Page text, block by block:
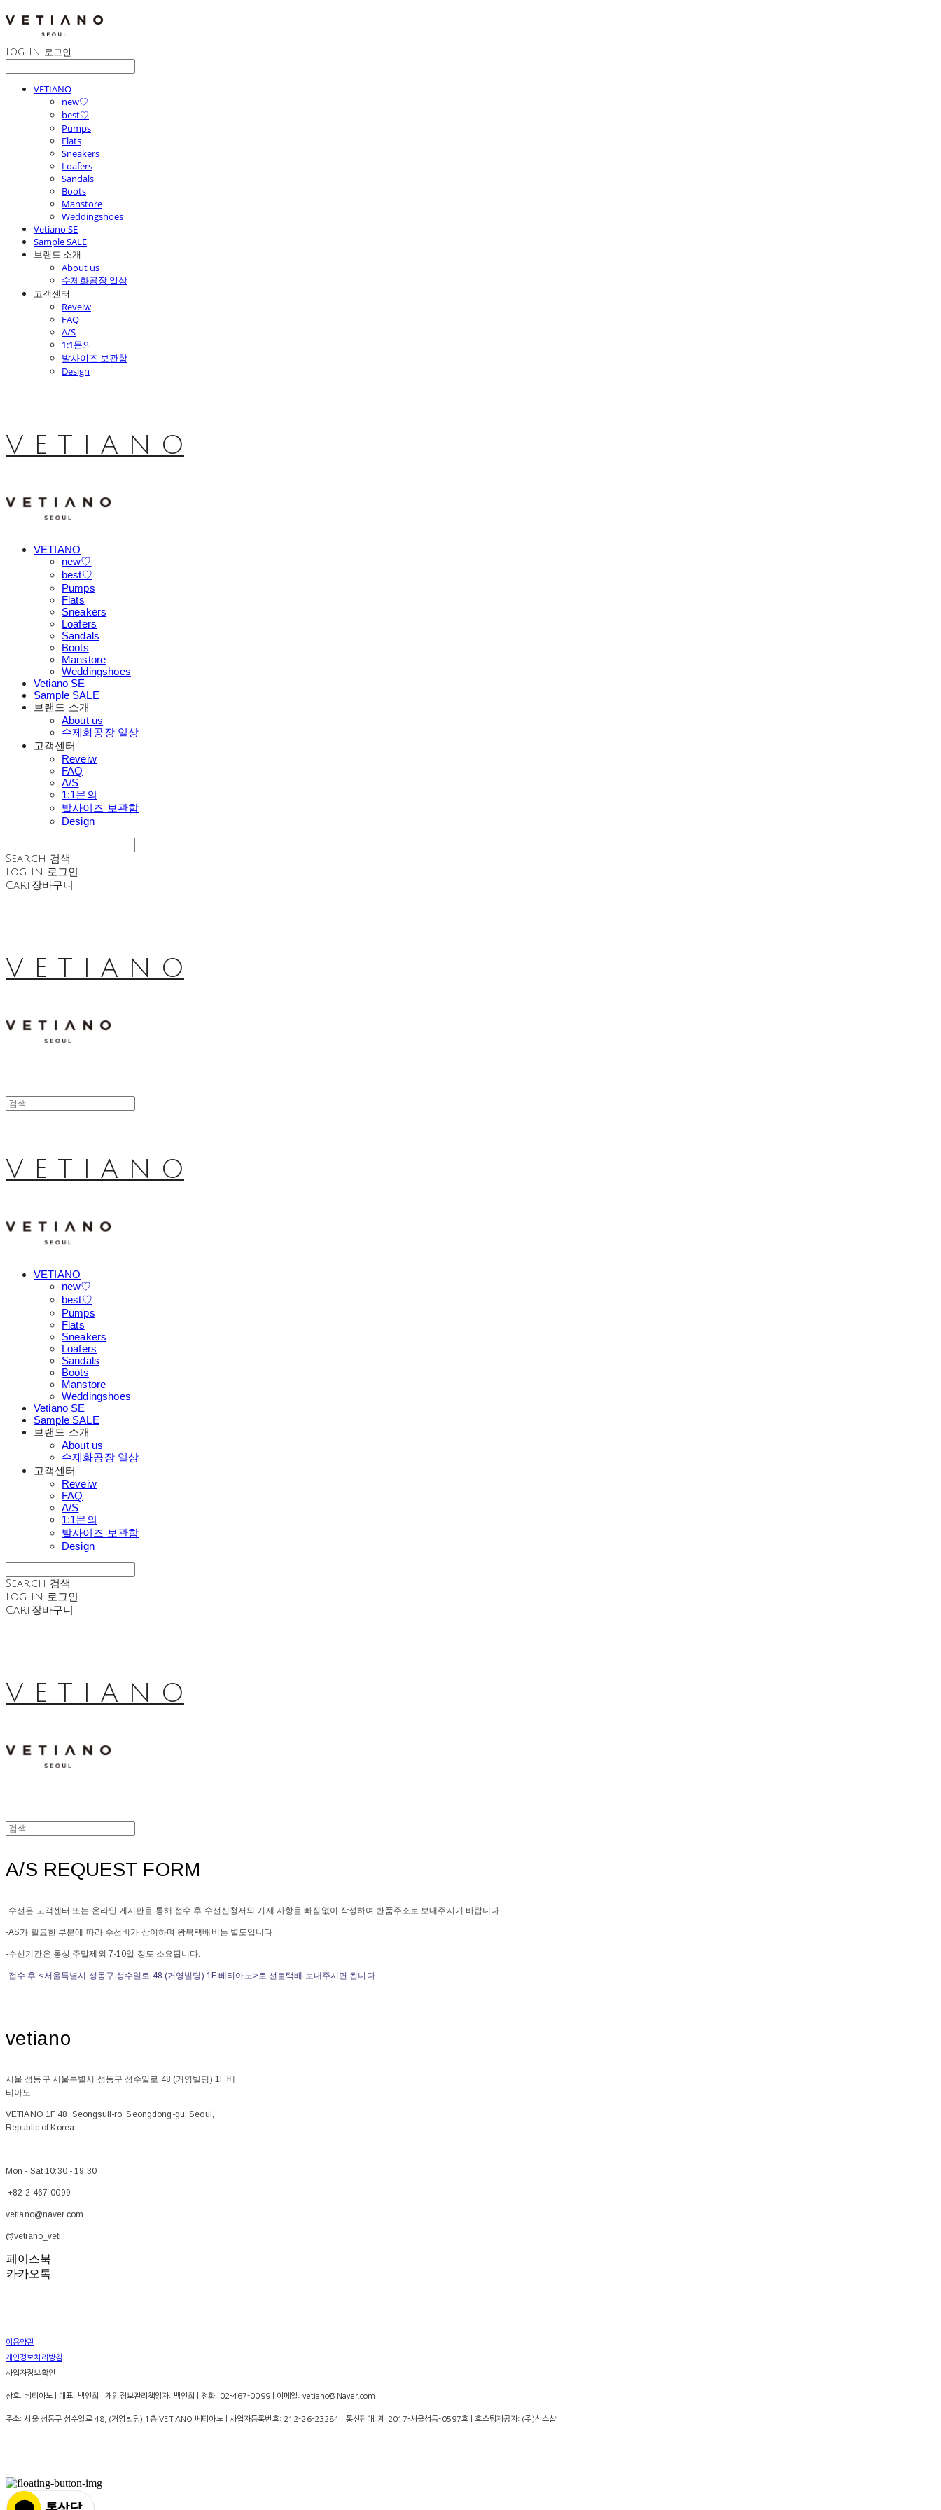
LOG IN 로그인
VETIANO
new♡
best♡
Pumps
Flats
Sneakers
Loafers
Sandals
Boots
Manstore
Weddingshoes
Vetiano SE
Sample SALE
브랜드 소개
About us
수제화공장 일상
고객센터
Reveiw
FAQ
A/S
1:1문의
발사이즈 보관함
Design
V E T I A N O
VETIANO
new♡
best♡
Pumps
Flats
Sneakers
Loafers
Sandals
Boots
Manstore
Weddingshoes
Vetiano SE
Sample SALE
브랜드 소개
About us
수제화공장 일상
고객센터
Reveiw
FAQ
A/S
1:1문의
발사이즈 보관함
Design
Search 검색
Log In 로그인
Cart장바구니
V E T I A N O
V E T I A N O
VETIANO
new♡
best♡
Pumps
Flats
Sneakers
Loafers
Sandals
Boots
Manstore
Weddingshoes
Vetiano SE
Sample SALE
브랜드 소개
About us
수제화공장 일상
고객센터
Reveiw
FAQ
A/S
1:1문의
발사이즈 보관함
Design
Search 검색
Log In 로그인
Cart장바구니
V E T I A N O
A/S REQUEST FORM
-수선은 고객센터 또는 온라인 게시판을 통해 접수 후 수선신청서의 기재 사항을 빠짐없이 작성하여 반품주소로 보내주시기 바랍니다.
-AS가 필요한 부분에 따라 수선비가 상이하며 왕복택배비는 별도입니다.
-수선기간은 통상 주말제외 7-10일 정도 소요됩니다.
-접수 후 <서울특별시 성동구 성수일로 48 (거영빌딩) 1F 베티아노>로 선불택배 보내주시면 됩니다.
vetiano
서울 성동구 서울특별시 성동구 성수일로 48 (거영빌딩) 1F 베
티아노
VETIANO 1F 48, Seongsuil-ro, Seongdong-gu, Seoul,
Republic of Korea
Mon - Sat 10:30 - 19:30
+82 2-467-0099
vetiano@naver.com
@vetiano_veti
페이스북
카카오톡
이용약관
개인정보처리방침
사업자정보확인
상호: 베티아노 | 대표: 백인희 | 개인정보관리책임자: 백인희 | 전화: 02-467-0099 | 이메일: vetiano@Naver.com
주소: 서울 성동구 성수일로 48, (거영빌딩) 1층 VETIANO 베티아노 | 사업자등록번호: 212-26-23284 | 통신판매:제 2017-서울성동-0597호 | 호스팅제공자: (주)식스샵